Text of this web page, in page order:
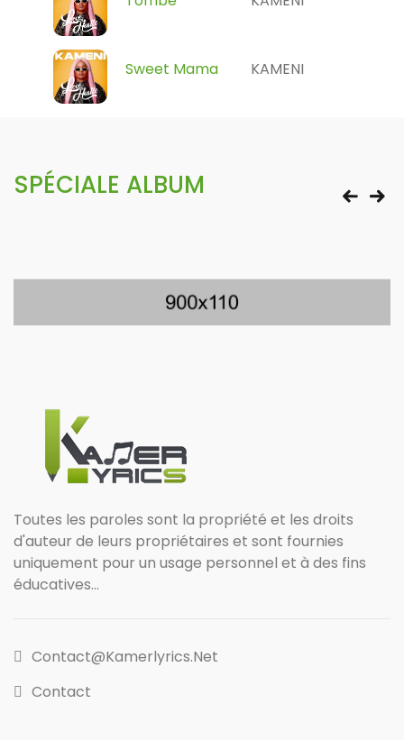
Sweet Mama KAMENI
SPÉCIALE ALBUM
Toutes les paroles sont la propriété et les droits
d'auteur de leurs propriétaires et sont fournies
uniquement pour un usage personnel et à des fins
éducatives...
Contact@kamerlyrics.net
Contact